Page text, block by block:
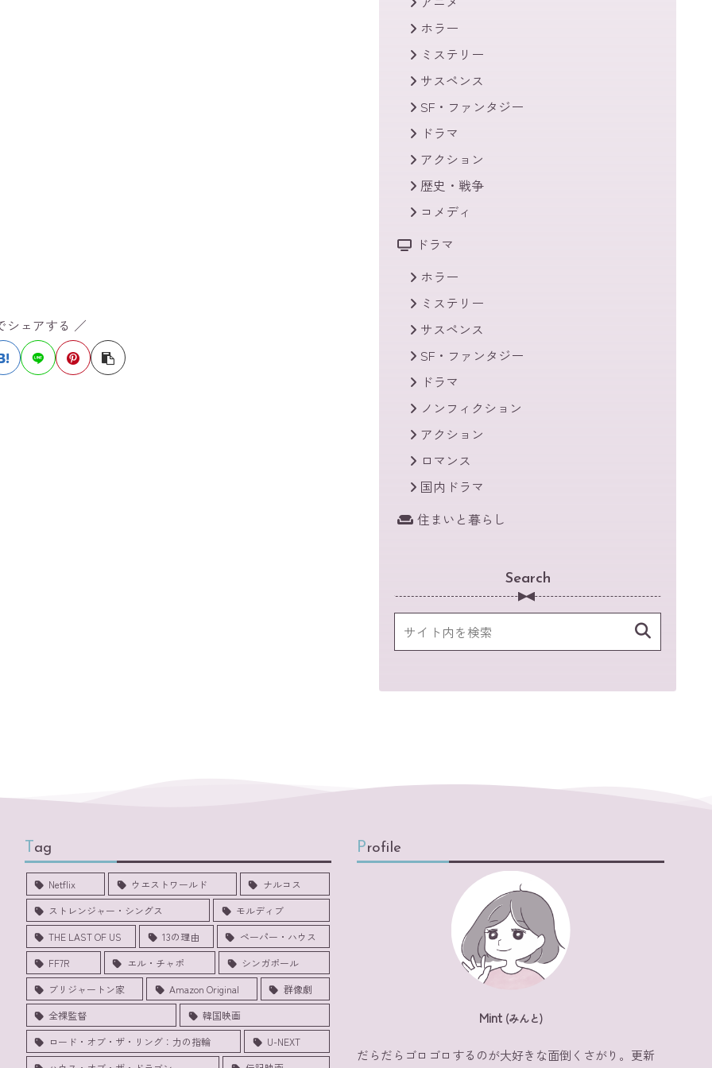
シェアする ／
ホラー
ミステリー
サスペンス
SF・ファンタジー
ドラマ
アクション
歴史・戦争
コメディ
ドラマ
ホラー
ミステリー
サスペンス
SF・ファンタジー
ドラマ
ノンフィクション
アクション
ロマンス
国内ドラマ
住まいと暮らし
Search
Tag
Netflix ウエストワールド
ナルコス
ストレンジャー・シングス
モルディブ
THE LAST OF US
13の理由
ペーパー・ハウス
FF7R
エル・チャポ
シンガポール
ブリジャートン家
Amazon Original
群像劇
全裸監督
韓国映画
ロード・オブ・ザ・リング：力の指輪
U-NEXT
Profile
Mint (みんと)
だらだらゴロゴロするのが大好きな面倒くさがり。更新